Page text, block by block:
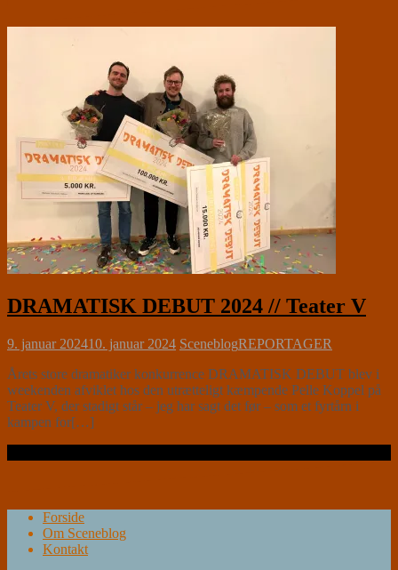
DRAMATISK DEBUT 2024 // Teater V
9. januar 202410. januar 2024 SceneblogREPORTAGER
Årets store dramatiker konkurrence DRAMATISK DEBUT blev i
weekenden afviklet hos den utrætteligt kæmpende Pelle Koppel på
Teater V, der stadigt står – jeg har sagt det før – som et fyrtårn i
kampen for[…]
Forside
Om Sceneblog
Kontakt